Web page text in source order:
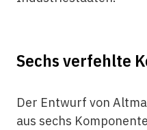
Sechs verfehlte
Der Entwurf von
aus sechs